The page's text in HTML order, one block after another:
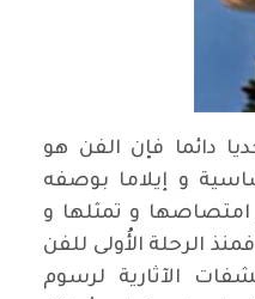
دائما فإن الفن هو
و إيلاما بوصفه
امتصاصها و تمثلها و
الرحلة الأُولى للفن
الآثارية لرسوم